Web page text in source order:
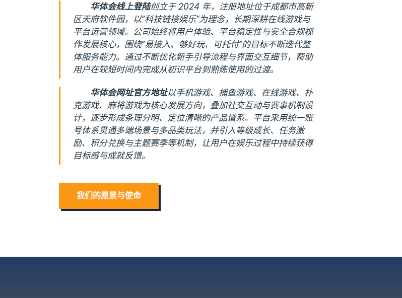
华体会线上登陆创立于 2024 年，注册地址位于成都市高新
区天府软件园，以“科技链接娱乐”为理念，长期深耕在线游戏与
平台运营领域。公司始终将用户体验、平台稳定性与安全合规视
作发展核心，围绕“易接入、够好玩、可托付”的目标不断迭代整
体服务能力。通过不断优化新手引导流程与界面交互细节，帮助
用户在较短时间内完成从初识平台到熟练使用的过渡。
华体会网址官方地址以手机游戏、捕鱼游戏、在线游戏、扑
克游戏、麻将游戏为核心发展方向，叠加社交互动与赛事机制设
计，逐步形成条理分明、定位清晰的产品谱系。平台采用统一账
号体系贯通多端场景与多品类玩法，并引入等级成长、任务激
励、积分兑换与主题赛季等机制，让用户在娱乐过程中持续获得
目标感与成就反馈。
我们的愿景与使命